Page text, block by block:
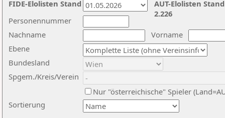
Nachname
Vorname
Ebene
Sortierung
Personennummer
Bundesland
Spgem./Kreis/Verein
Nur "österreichische" Spieler
AUT-Elolisten
2.226
FIDE-Elolisten Stand